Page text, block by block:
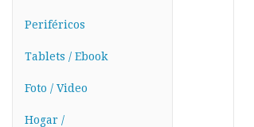
Periféricos
Tablets / Ebook
Foto / Video
Hogar /